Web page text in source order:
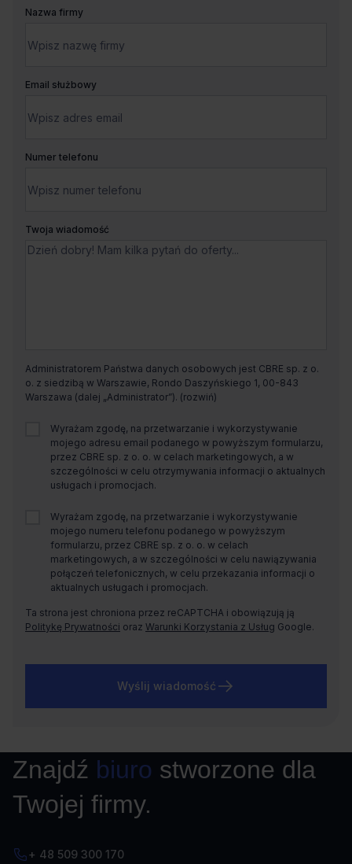
Nazwa firmy
Email służbowy
Numer telefonu
Twoja wiadomość
Administratorem Państwa danych osobowych jest CBRE sp. z o.
o. z siedzibą w Warszawie, Rondo Daszyńskiego 1, 00-843
Warszawa (dalej „Administrator”).
Wyrażam zgodę, na przetwarzanie i wykorzystywanie
mojego adresu email podanego w powyższym formularzu,
przez CBRE sp. z o. o. w celach marketingowych, a w
szczególności w celu otrzymywania informacji o aktualnych
usługach i promocjach.
Wyrażam zgodę, na przetwarzanie i wykorzystywanie
mojego numeru telefonu podanego w powyższym
formularzu, przez CBRE sp. z o. o. w celach
marketingowych, a w szczególności w celu nawiązywania
połączeń telefonicznych, w celu przekazania informacji o
aktualnych usługach i promocjach.
Ta strona jest chroniona przez reCAPTCHA i obowiązują ją
Politykę Prywatności oraz Warunki Korzystania z Usług Google.
Wyślij wiadomość
Znajdź biuro stworzone dla
Twojej firmy.
+ 48 509 300 170